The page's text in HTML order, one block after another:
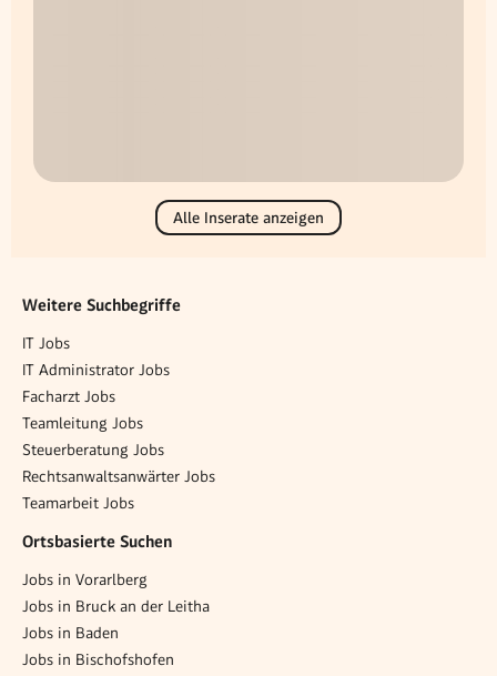
Alle Inserate anzeigen
Weitere Suchbegriffe
IT Jobs
IT Administrator Jobs
Facharzt Jobs
Teamleitung Jobs
Steuerberatung Jobs
Rechtsanwaltsanwärter Jobs
Teamarbeit Jobs
Ortsbasierte Suchen
Jobs in Vorarlberg
Jobs in Bruck an der Leitha
Jobs in Baden
Jobs in Bischofshofen